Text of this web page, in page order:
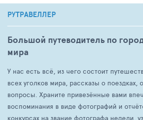
РУТРАВЕЛЛЕР
Большой путеводитель по
мира
У нас есть всё, из чего состоит
всех уголков мира, рассказы о
вопросы. Храните привезённые вами
воспоминания в виде фотографий и
конкурсах на звание фотографа недели,